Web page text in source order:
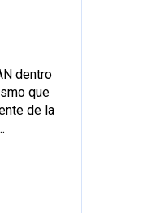
dentro
que
de la